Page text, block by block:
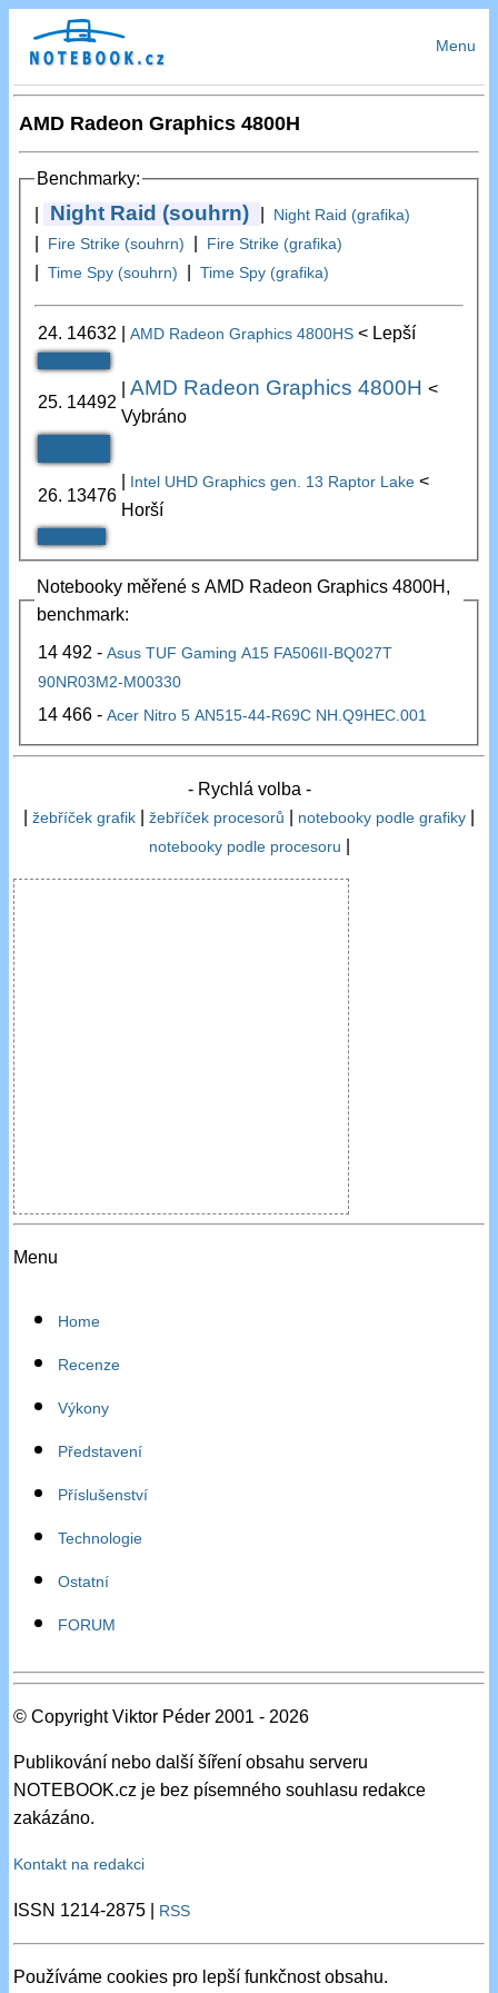
Menu
AMD Radeon Graphics 4800H
Benchmarky:
Night Raid (souhrn) Night Raid (grafika)
Fire Strike (souhrn) Fire Strike (grafika)
|Time Spy (souhrn) |Time Spy (grafika)
24. 14632 |AMD Radeon Graphics 4800HS< Lepší
25. 14492
|AMD Radeon Graphics 4800H<
Vybráno
26. 13476
Intel UHD Graphics gen. 13 Raptor Lake<
Horší
Notebooky měřené s AMD Radeon Graphics 4800H,
benchmark:
14 492 -Asus TUF Gaming A15 FA506II-BQ027T
90NR03M2-M00330
14 466 - Acer Nitro 5 AN515-44-R69C NH.Q9HEC.001
- Rychlá volba -
žebříček grafik žebříček procesorů notebooky podle grafiky
notebooky podle procesoru
Menu
Home
Recenze
Výkony
Představení
Příslušenství
Technologie
Ostatní
FORUM
© Copyright Viktor Péder 2001 - 2026
Publikování nebo další šíření obsahu serveru
NOTEBOOK.cz je bez písemného souhlasu redakce
zakázáno.
Kontakt na redakci
ISSN 1214-2875 | RSS
Používáme cookies pro lepší funkčnost obsahu.